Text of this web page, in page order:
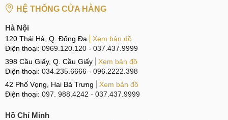
HỆ THỐNG CỬA HÀNG
Hà Nội
120 Thái Hà, Q. Đống Đa
Xem bản đồ
Điện thoại: 0969.120.120 - 037.437.9999
398 Cầu Giấy, Q. Cầu Giấy
Xem bản đồ
Điện thoại: 034.235.6666 - 096.2222.398
42 Phố Vọng, Hai Bà Trưng
Xem bản đồ
Điện thoại: 097. 988.4242 - 037.437.9999
Hồ Chí Minh